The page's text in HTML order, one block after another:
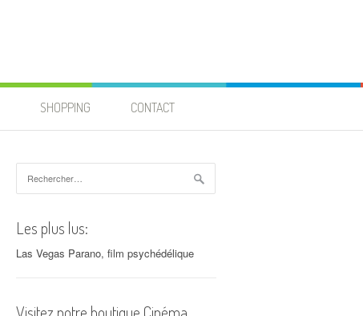
SHOPPING CONTACT
Les plus lus:
Las Vegas Parano, film psychédélique
Visitez notre boutique Cinéma